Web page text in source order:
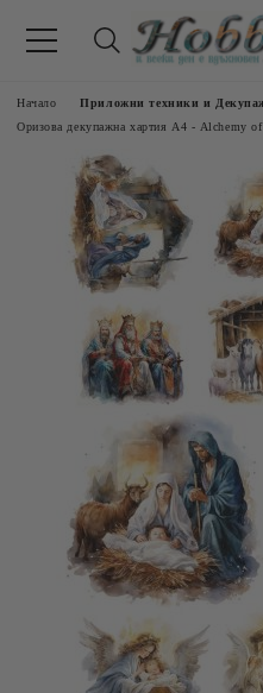
Начало Приложни техники и
Оризова декупажна хартия А4 - Alchemy